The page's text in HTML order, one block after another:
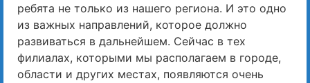
ребята не только из нашего региона. И это одно
из важных направлений, которое должно
развиваться в дальнейшем. Сейчас в тех
филиалах, которыми мы располагаем в городе,
области и других местах, появляются очень